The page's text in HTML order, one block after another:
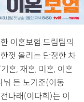
이혼보험 드림팀의
껏 올리는 단정한 차
혼, 재혼, 미혼, 이혼
눠 든 노기준(이동
나래(이다희)는 이